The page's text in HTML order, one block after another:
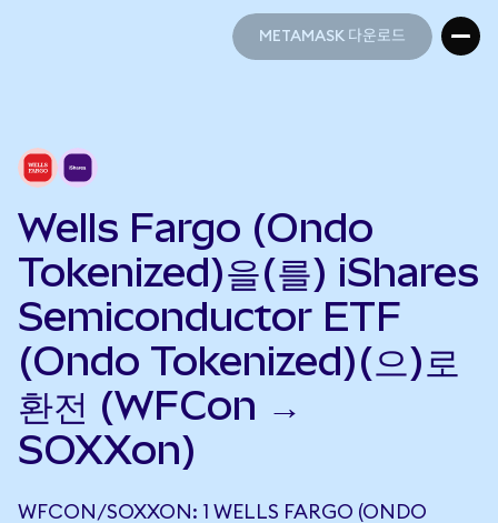
METAMASK 다운로드
Wells Fargo (Ondo
Tokenized)을(를) iShares
Semiconductor ETF
(Ondo Tokenized)(으)로
환전 (WFCon →
SOXXon)
WFCON/SOXXON: 1 WELLS FARGO (ONDO